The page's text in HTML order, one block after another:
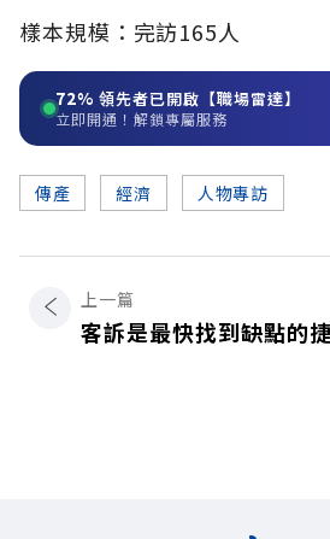
樣本規模：完訪165人
72% 領先者已開啟【職場雷達】
立即開通！解鎖專屬服務
傳產 經濟 人物專訪
上一篇
客訴是最快找到缺點的